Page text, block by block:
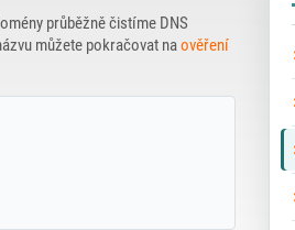
průběžně čistíme DNS
můžete pokračovat naověření